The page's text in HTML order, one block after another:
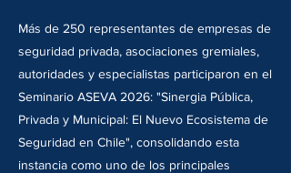
Más de 250 representantes de empresas de
seguridad privada, asociaciones gremiales,
autoridades y especialistas participaron en el
Seminario ASEVA 2026: "Sinergia Pública,
Privada y Municipal: El Nuevo Ecosistema de
Seguridad en Chile", consolidando esta
instancia como uno de los principales